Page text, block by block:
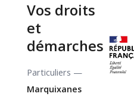
Vos droits
et
démarches
Particuliers —
Marquixanes